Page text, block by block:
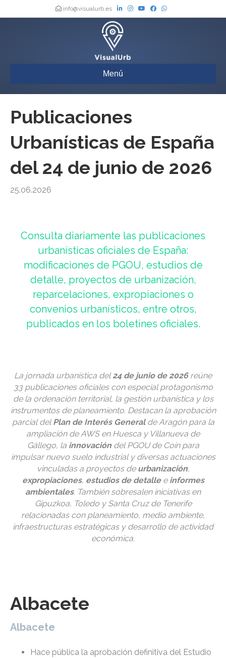
info@visualurb.es
Menú
Publicaciones
Urbanísticas de España
del 24 de junio de 2026
25.06.2026
Consulta diariamente las publicaciones
urbanísticas oficiales de España:
modificaciones de PGOU, estudios de
detalle, proyectos de urbanización,
reparcelaciones, expropiaciones o
convenios urbanísticos, entre otros,
publicados en los boletines oficiales.
La jornada urbanística del24 de junio de 2026reúne
33 publicaciones oficiales con especial protagonismo
de la ordenación territorial, la gestión urbanística y los
instrumentos de planeamiento. Destacan la aprobación
parcial del Plan de Interés General de Aragón para la
ampliación de AWS en Huesca y Villanueva de
Gállego, la innovación del PGOU de Coín para
impulsar nuevo suelo industrial y diversas actuaciones
vinculadas a proyectos de urbanización,
expropiaciones, estudios de detalle e informes
ambientales. También sobresalen iniciativas en
Gipuzkoa, Toledo y Santa Cruz de Tenerife
relacionadas con planeamiento, medio ambiente,
infraestructuras estratégicas y desarrollo de actividad
económica.
Albacete
Albacete
Hace pública la aprobación definitiva del Estudio